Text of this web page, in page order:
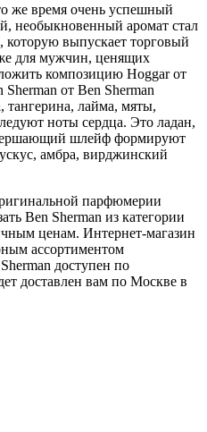
же время очень успешный
необыкновенный аромат стал
выпускает торговый
для мужчин, ценящих
композицию Hoggar от
от Ben Sherman
тангерина, лайма, мяты,
ноты сердца. Это ладан,
шлейф формируют
амбра, вирджинский
парфюмерии
Ben Sherman из категории
ценам. Интернет-магазин
ассортиментом
доступен по
доставлен вам по Москве в